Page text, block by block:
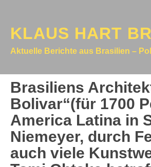
KLAUS HART
Aktuelle Berichte aus Brasilien –
Brasiliens
Bolivar“(für 1700
America Latina in
Niemeyer, durch
auch viele